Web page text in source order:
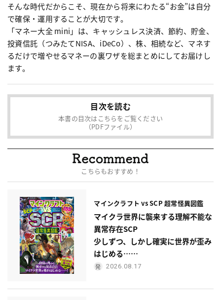
そんな時代だからこそ、現在から将来にわたる“お金”は自分
で確保・運用することが大切です。
「マネー大全 mini」は、キャッシュレス決済、節約、貯金、
投資信託（つみたてNISA、iDeCo）、株、相続など、マネす
るだけで増やせるマネーの裏ワザを総まとめにしてお届けし
ます。
目次を読む
本書の目次はこちらをご覧ください
（PDFファイル）
こちらもおすすめ！
マインクラフト vs SCP 超常怪異図鑑
マイクラ世界に襲来する理解不能な
異常存在SCP
少しずつ、しかし確実に世界が歪み
はじめる……
2026.08.17